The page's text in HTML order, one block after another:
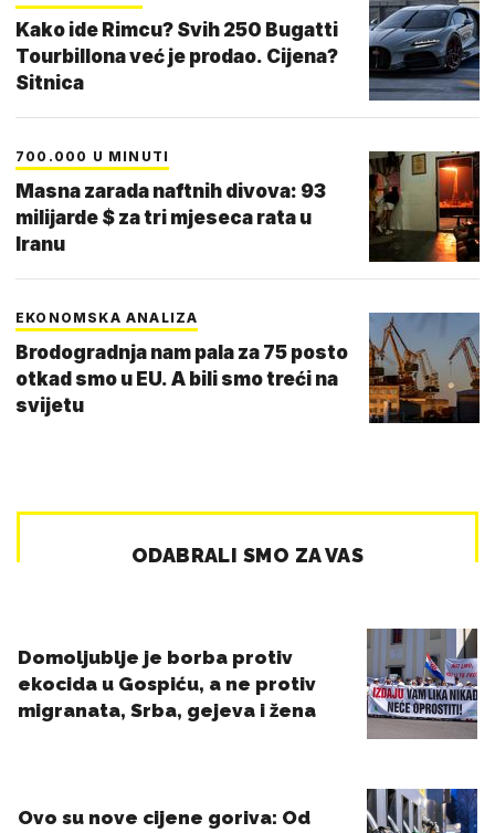
Kako ide Rimcu? Svih 250 Bugatti
Tourbillona već je prodao. Cijena?
Sitnica
700.000 U MINUTI
Masna zarada naftnih divova: 93
milijarde $ za tri mjeseca rata u
Iranu
EKONOMSKA ANALIZA
Brodogradnja nam pala za 75 posto
otkad smo u EU. A bili smo treći na
svijetu